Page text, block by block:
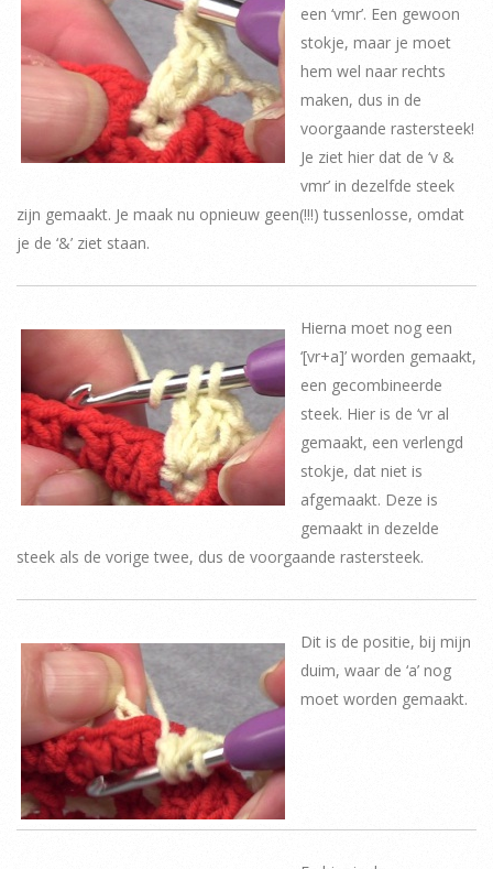
een ‘vmr’. Een gewoon
stokje, maar je moet
hem wel naar rechts
maken, dus in de
voorgaande rastersteek!
Je ziet hier dat de ‘v &
vmr’ in dezelfde steek
zijn gemaakt. Je maak nu opnieuw geen(!!!) tussenlosse, omdat
je de ‘&’ ziet staan.
Hierna moet nog een
‘[vr+a]’ worden gemaakt,
een gecombineerde
steek. Hier is de ‘vr al
gemaakt, een verlengd
stokje, dat niet is
afgemaakt. Deze is
gemaakt in dezelde
steek als de vorige twee, dus de voorgaande rastersteek.
Dit is de positie, bij mijn
duim, waar de ‘a’ nog
moet worden gemaakt.